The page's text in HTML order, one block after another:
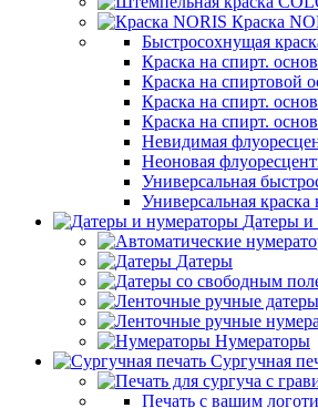
Краска
Быстросохнущая
Краска на спирт.
Краска на спиртовой
Краска на спирт.
Краска на спирт.
Невидимая
Неоновая
Универсальная
Универсальная
Датеры и
Датеры
Нумераторы
Сургучная
Печать с вашим